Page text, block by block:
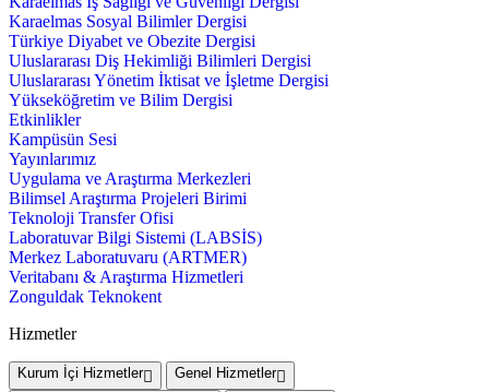
Karaelmas Sosyal Bilimler Dergisi
Türkiye Diyabet ve Obezite Dergisi
Uluslararası Diş Hekimliği Bilimleri Dergisi
Uluslararası Yönetim İktisat ve İşletme Dergisi
Yükseköğretim ve Bilim Dergisi
Etkinlikler
Kampüsün Sesi
Yayınlarımız
Uygulama ve Araştırma Merkezleri
Bilimsel Araştırma Projeleri Birimi
Teknoloji Transfer Ofisi
Laboratuvar Bilgi Sistemi (LABSİS)
Merkez Laboratuvaru (ARTMER)
Veritabanı & Araştırma Hizmetleri
Zonguldak Teknokent
Hizmetler
Kurum İçi Hizmetler
Genel Hizmetler